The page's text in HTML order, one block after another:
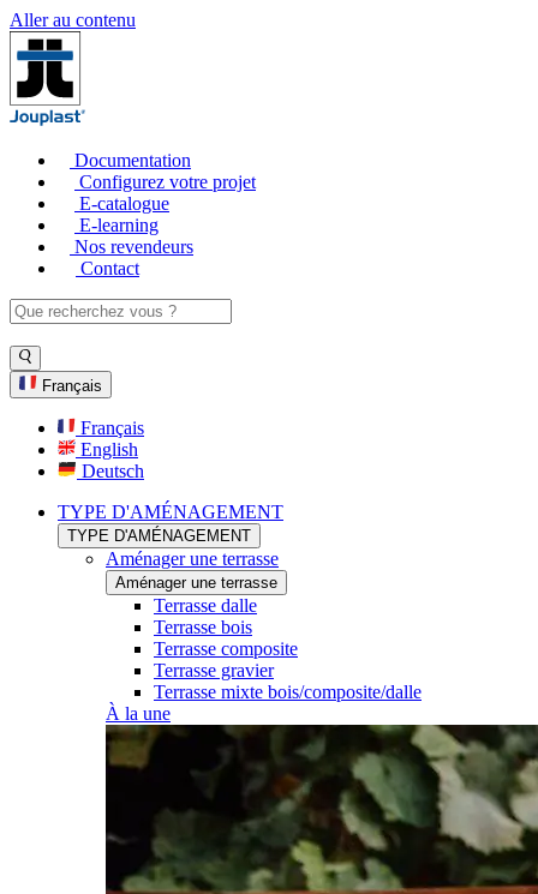
Aller au contenu
Documentation
Configurez votre projet
E-catalogue
E-learning
Nos revendeurs
Contact
Français
Français
English
Deutsch
TYPE D'AMÉNAGEMENT
TYPE D'AMÉNAGEMENT
Aménager une terrasse
Aménager une terrasse
Terrasse dalle
Terrasse bois
Terrasse composite
Terrasse gravier
Terrasse mixte bois/composite/dalle
À la une